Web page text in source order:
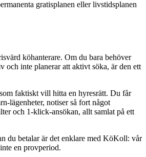
gratisplanen eller livstidsplanen
köhanterare. Om du bara behöver
och inte planerar att aktivt söka, är den ett
faktiskt vill hitta en hyresrätt. Du får
lägenheter, notiser så fort något
och 1-klick-ansökan, allt samlat på ett
du betalar är det enklare med KöKoll: vår
en provperiod.